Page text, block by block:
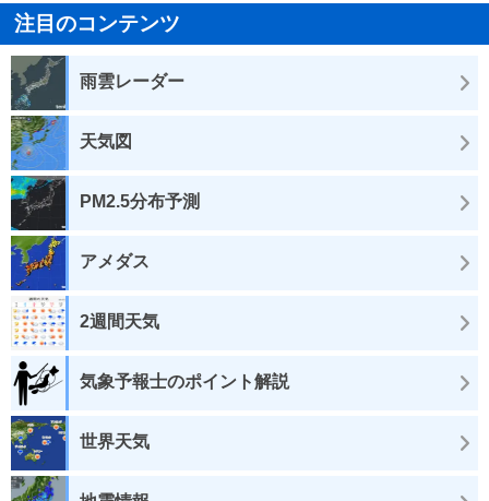
注目のコンテンツ
雨雲レーダー
天気図
PM2.5分布予測
アメダス
2週間天気
気象予報士のポイント解説
世界天気